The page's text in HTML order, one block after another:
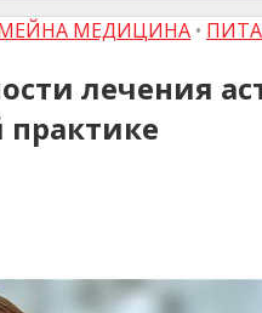
МЕДИЦИНА •
лечения
практике